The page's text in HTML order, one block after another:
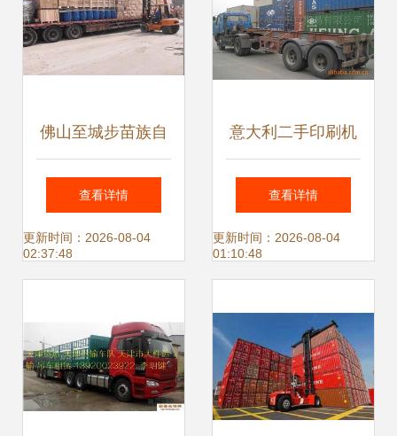
佛山至城步苗族自
治县物流专线 高效
可靠的货物运输代
查看详情
更新时间：2026-08-04
02:37:48
意大利二手印刷机
进口清关与国内运
输代理全流程解析
出口为例
查看详情
更新时间：2026-08-04
01:10:48